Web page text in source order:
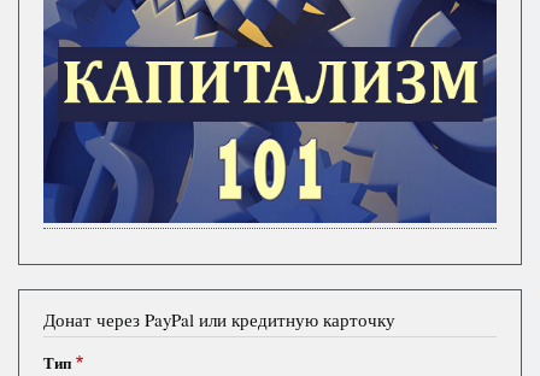
Донат через PayPal или кредитную карточку
Тип